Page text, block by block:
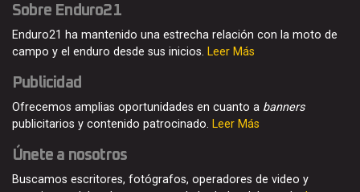
Sobre Enduro21
Enduro21 ha mantenido una estrecha relación con la moto de
campo y el enduro desde sus inicios. Leer Más
Publicidad
Ofrecemos amplias oportunidades en cuanto a banners
publicitarios y contenido patrocinado. Leer Más
Únete a nosotros
Buscamos escritores, fotógrafos, operadores de video y